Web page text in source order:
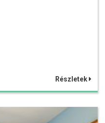
Részletek